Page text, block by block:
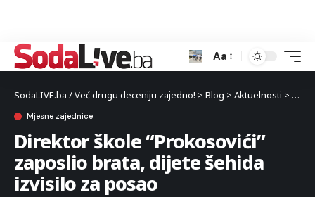
Aa
SodaLIVE.ba / Već drugu deceniju zajedno! > Blog > Aktuelnosti >
Mjesne zajednice
Direktor škole “Prokosovići”
zaposlio brata, dijete šehida
izvisilo za posao